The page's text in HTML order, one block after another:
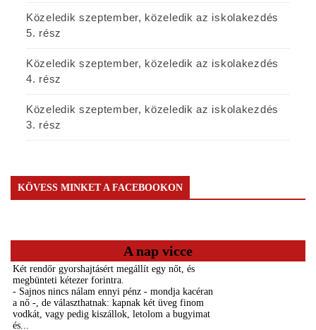
Közeledik szeptember, közeledik az iskolakezdés
5. rész
Közeledik szeptember, közeledik az iskolakezdés
4. rész
Közeledik szeptember, közeledik az iskolakezdés
3. rész
KÖVESS MINKET A FACEBOOKON
A nap vicce